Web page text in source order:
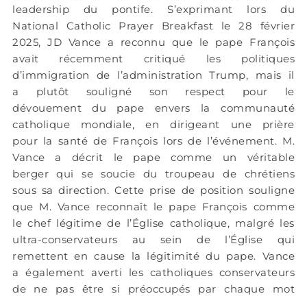
leadership du pontife. S’exprimant lors du
National Catholic Prayer Breakfast le 28 février
2025, JD Vance a reconnu que le pape François
avait récemment critiqué les politiques
d’immigration de l’administration Trump, mais il
a plutôt souligné son respect pour le
dévouement du pape envers la communauté
catholique mondiale, en dirigeant une prière
pour la santé de François lors de l’événement. M.
Vance a décrit le pape comme un véritable
berger qui se soucie du troupeau de chrétiens
sous sa direction. Cette prise de position souligne
que M. Vance reconnaît le pape François comme
le chef légitime de l’Église catholique, malgré les
ultra-conservateurs au sein de l’Église qui
remettent en cause la légitimité du pape. Vance
a également averti les catholiques conservateurs
de ne pas être si préoccupés par chaque mot